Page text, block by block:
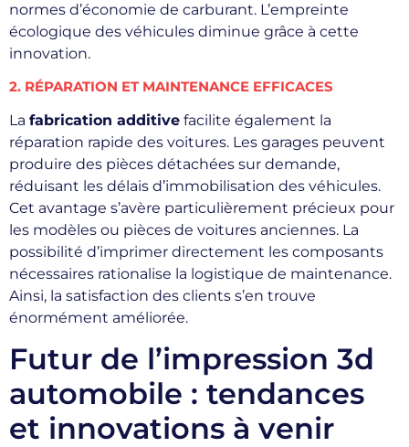
normes d’économie de carburant. L’empreinte
écologique des véhicules diminue grâce à cette
innovation.
2. RÉPARATION ET MAINTENANCE EFFICACES
La fabrication additive facilite également la
réparation rapide des voitures. Les garages peuvent
produire des pièces détachées sur demande,
réduisant les délais d’immobilisation des véhicules.
Cet avantage s’avère particulièrement précieux pour
les modèles ou pièces de voitures anciennes. La
possibilité d’imprimer directement les composants
nécessaires rationalise la logistique de maintenance.
Ainsi, la satisfaction des clients s’en trouve
énormément améliorée.
Futur de l’impression 3d
automobile : tendances
et innovations à venir